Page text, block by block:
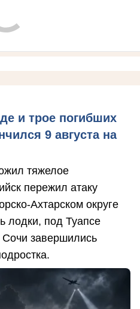
и трое погибших
9 августа на
тяжелое
пережил атаку
Ахтарском округе
лодки, под Туапсе
Сочи завершились